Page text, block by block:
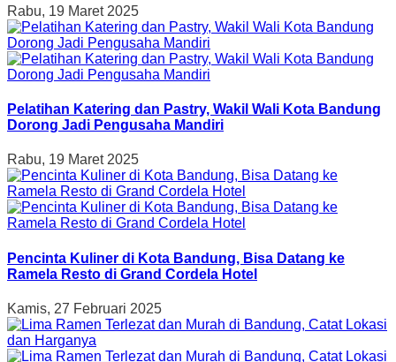
Rabu, 19 Maret 2025
Pelatihan Katering dan Pastry, Wakil Wali Kota Bandung
Dorong Jadi Pengusaha Mandiri
Rabu, 19 Maret 2025
Pencinta Kuliner di Kota Bandung, Bisa Datang ke
Ramela Resto di Grand Cordela Hotel
Kamis, 27 Februari 2025